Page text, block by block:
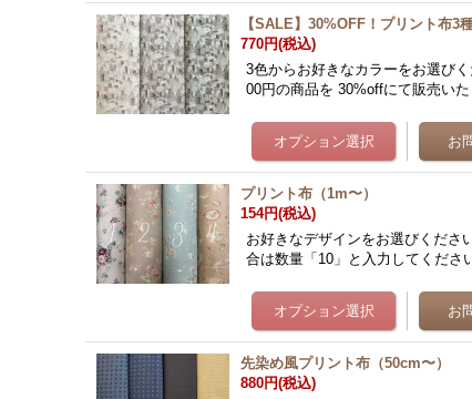
【SALE】30%OFF！プリント布3
770円(税込)
3色からお好きなカラーをお選び
00円の商品を 30%offにて販
プリント布（1m〜）
154円(税込)
お好きなデザインをお選びくだ
合は数量「10」と入力してく
先染め風プリント布（50cm〜）
880円(税込)